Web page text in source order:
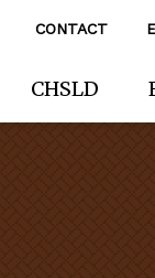
CONTACT
CHSLD